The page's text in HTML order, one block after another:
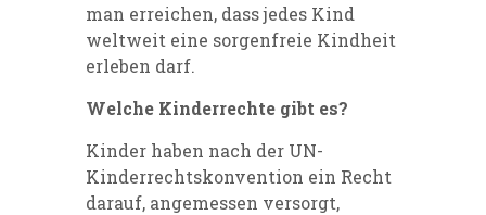
man erreichen, dass jedes Kind
weltweit eine sorgenfreie Kindheit
erleben darf.
Welche Kinderrechte gibt es?
Kinder haben nach der UN-
Kinderrechtskonvention ein Recht
darauf, angemessen versorgt,